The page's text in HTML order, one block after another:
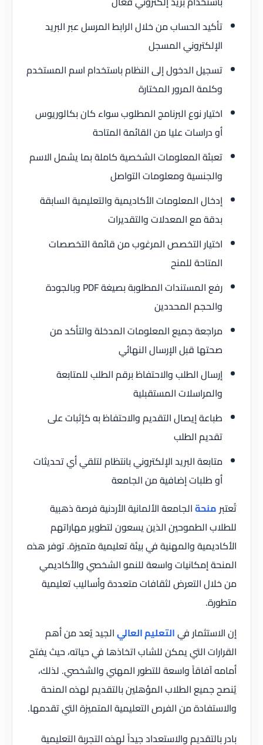
تأكيد الحساب من خلال الرابط المرسل عبر البريد
الإلكتروني المسجل
تسجيل الدخول إلى النظام باستخدام اسم المستخدم
وكلمة المرور المختارة
اختيار نوع البرنامج المطلوب سواء كان بكالوريوس
أو دراسات عليا من القائمة المتاحة
تعبئة المعلومات الشخصية كاملة بما يشمل الاسم
والجنسية ومعلومات التواصل
إدخال المعلومات الأكاديمية والتعليمية السابقة
بدقة مع المعدلات والتقديرات
اختيار التخصص المرغوب من قائمة التخصصات
المتاحة للمنح
رفع المستندات المطلوبة بصيغة PDF وبالجودة
والحجم المحددين
مراجعة جميع المعلومات المدخلة والتأكد من
صحتها قبل الإرسال النهائي
إرسال الطلب والاحتفاظ برقم الطلب للمتابعة
والمراسلات المستقبلية
طباعة إيصال التقديم والاحتفاظ به كإثبات على
تقديم الطلب
متابعة البريد الإلكتروني بانتظام لتلقي أي تحديثات
أو طلبات إضافية من الجامعة
تُعتبر منحةالجامعة الألمانية الأردنية فرصة ذهبية
للطلاب الطموحين الذين يسعون لتطوير مهاراتهم
الأكاديمية والمهنية في بيئة تعليمية متميزة. توفر هذه
المنحة إمكانيات واسعة للنمو الشخصي والأكاديمي
من خلال التعرض لثقافات متعددة وأساليب تعليمية
متطورة.
إن الاستثمار فيالتعليم العاليالجيد يُعد من أهم
القرارات التي يمكن للشاب اتخاذها في حياته، حيث يفتح
أمامه آفاقاً واسعة للتطور المهني والشخصي. لذلك،
يُنصح جميع الطلاب المؤهلين بالتقديم لهذه المنحة
والاستفادة من الفرص التعليمية المتميزة التي تقدمها.
بادر بالتقديم والاستعداد جيداً لهذه التجربة التعليمية